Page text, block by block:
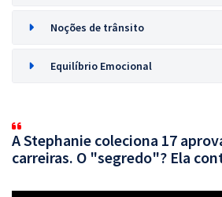
Noções de trânsito
Equilíbrio Emocional
A Stephanie coleciona 17
carreiras. O "segredo"? Ela